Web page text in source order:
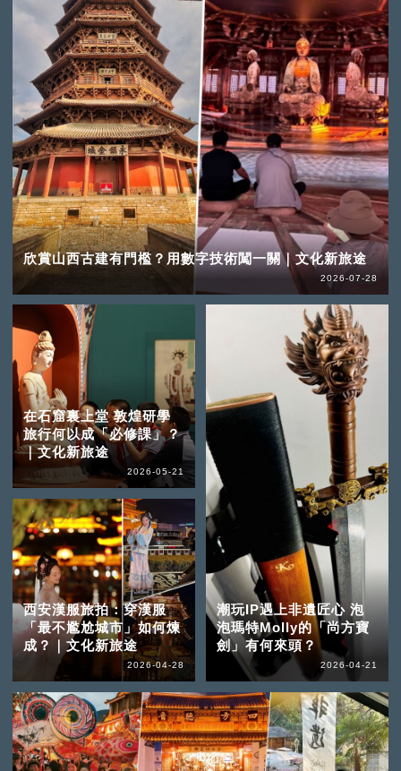
欣賞山西古建有門檻？用數字技術闖一關｜文化新旅途
2026-07-28
在石窟裏上堂 敦煌研學
旅行何以成「必修課」？
｜文化新旅途
2026-05-21
西安漢服旅拍：穿漢服
「最不尷尬城市」如何煉
成？｜文化新旅途
2026-04-28
潮玩IP遇上非遺匠心 泡
泡瑪特Molly的「尚方寶
劍」有何來頭？
2026-04-21